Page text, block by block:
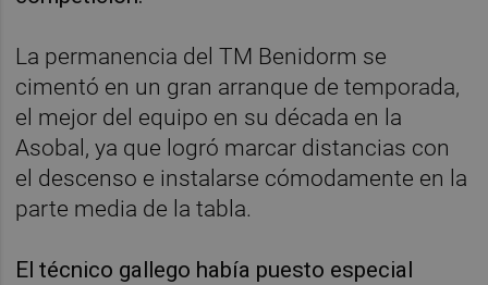
La permanencia del TM Benidorm se
cimentó en un gran arranque de temporada,
el mejor del equipo en su década en la
Asobal, ya que logró marcar distancias con
el descenso e instalarse cómodamente en la
parte media de la tabla.
El técnico gallego había puesto especial